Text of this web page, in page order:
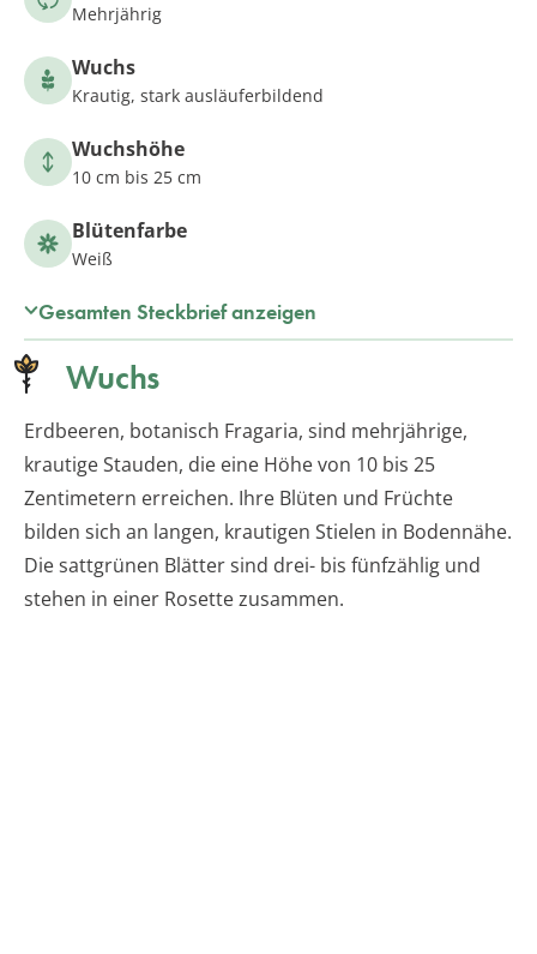
Mehrjährig
Wuchs
Krautig, stark ausläuferbildend
Wuchshöhe
10 cm bis 25 cm
Blütenfarbe
Weiß
Gesamten Steckbrief anzeigen
Wuchs
Erdbeeren, botanisch Fragaria, sind mehrjährige,
krautige Stauden, die eine Höhe von 10 bis 25
Zentimetern erreichen. Ihre Blüten und Früchte
bilden sich an langen, krautigen Stielen in Bodennähe.
Die sattgrünen Blätter sind drei- bis fünfzählig und
stehen in einer Rosette zusammen.